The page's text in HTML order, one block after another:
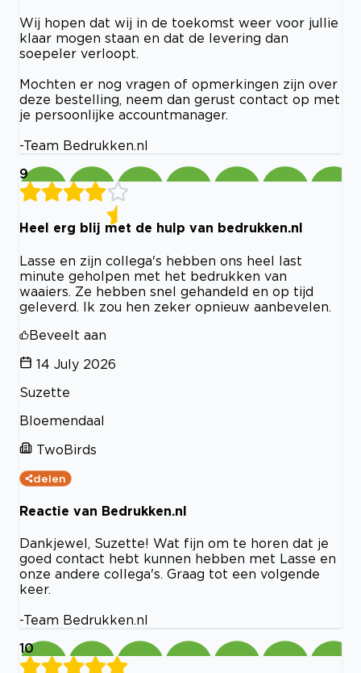
Wij hopen dat wij in de toekomst weer voor jullie
klaar mogen staan en dat de levering dan
soepeler verloopt.
Mochten er nog vragen of opmerkingen zijn over
deze bestelling, neem dan gerust contact op met
je persoonlijke accountmanager.
-Team Bedrukken.nl
9
Heel erg blij met de hulp van bedrukken.nl
Lasse en zijn collega's hebben ons heel last
minute geholpen met het bedrukken van
waaiers. Ze hebben snel gehandeld en op tijd
geleverd. Ik zou hen zeker opnieuw aanbevelen.
Beveelt aan
14 July 2026
Suzette
Bloemendaal
TwoBirds
delen
Reactie van Bedrukken.nl
Dankjewel, Suzette! Wat fijn om te horen dat je
goed contact hebt kunnen hebben met Lasse en
onze andere collega's. Graag tot een volgende
keer.
-Team Bedrukken.nl
10